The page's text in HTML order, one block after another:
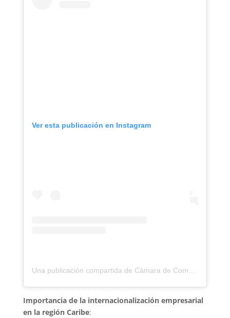
Ver esta publicación en Instagram
Una publicación compartida de Cámara de Comercio Cartagena (@camaracartagena)
Importancia de la internacionalización empresarial
en la región Caribe: